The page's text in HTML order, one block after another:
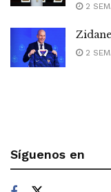
2
2
Síguenos en